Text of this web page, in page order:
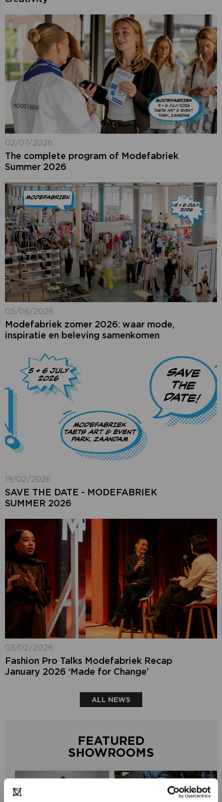
02/07/2026
The complete program of Modefabriek
Summer 2026
05/06/2026
Modefabriek zomer 2026: waar mode,
inspiratie en beleving samenkomen
19/02/2026
SAVE THE DATE - MODEFABRIEK
SUMMER 2026
03/02/2026
Fashion Pro Talks Modefabriek Recap
January 2026 ‘Made for Change’
ALL NEWS
FEATURED
SHOWROOMS